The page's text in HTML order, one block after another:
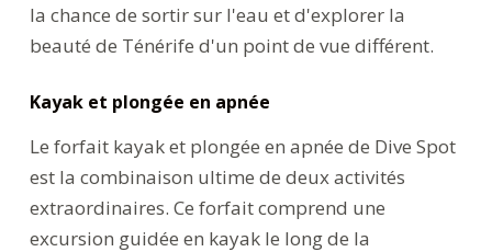
la chance de sortir sur l'eau et d'explorer la
beauté de Ténérife d'un point de vue différent.
Kayak et plongée en apnée
Le forfait kayak et plongée en apnée de Dive Spot
est la combinaison ultime de deux activités
extraordinaires. Ce forfait comprend une
excursion guidée en kayak le long de la